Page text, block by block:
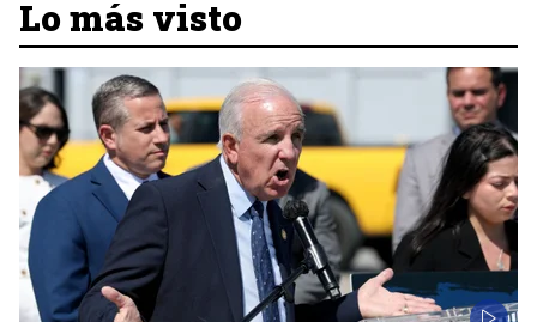
Lo más visto